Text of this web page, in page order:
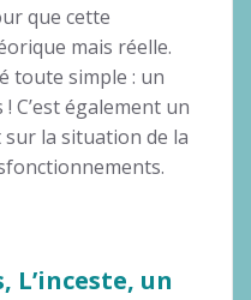
que cette
mais réelle.
toute simple : un
C’est également un
la situation de la
L’inceste, un